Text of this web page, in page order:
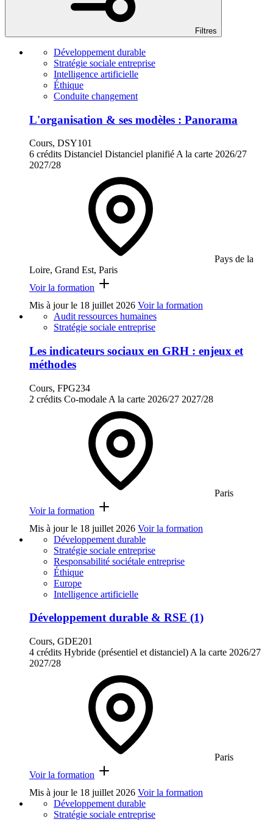
Filtres
Développement durable
Stratégie sociale entreprise
Intelligence artificielle
Éthique
Conduite changement
L'organisation & ses modèles : Panorama
Cours, DSY101
6 crédits Distanciel Distanciel planifié A la carte 2026/27
2027/28
Pays de la
Loire, Grand Est, Paris
Voir la formation
Mis à jour le 18 juillet 2026 Voir la formation
Audit ressources humaines
Stratégie sociale entreprise
Les indicateurs sociaux en GRH : enjeux et
méthodes
Cours, FPG234
2 crédits Co-modale A la carte 2026/27 2027/28
Paris
Voir la formation
Mis à jour le 18 juillet 2026 Voir la formation
Développement durable
Stratégie sociale entreprise
Responsabilité sociétale entreprise
Éthique
Europe
Intelligence artificielle
Développement durable & RSE (1)
Cours, GDE201
4 crédits Hybride (présentiel et distanciel) A la carte 2026/27
2027/28
Paris
Voir la formation
Mis à jour le 18 juillet 2026 Voir la formation
Développement durable
Stratégie sociale entreprise